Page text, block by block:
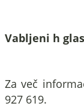
Vabljeni h
Za več
927 619.